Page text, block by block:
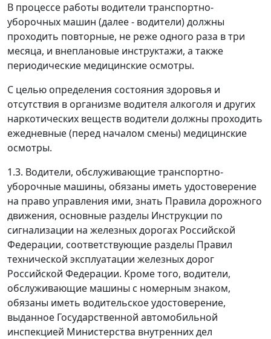
В процессе работы водители транспортно-
уборочных машин (далее - водители) должны
проходить повторные, не реже одного раза в три
месяца, и внеплановые инструктажи, а также
периодические медицинские осмотры.
С целью определения состояния здоровья и
отсутствия в организме водителя алкоголя и других
наркотических веществ водители должны проходить
ежедневные (перед началом смены) медицинские
осмотры.
1.3. Водители, обслуживающие транспортно-
уборочные машины, обязаны иметь удостоверение
на право управления ими, знать Правила дорожного
движения, основные разделы Инструкции по
сигнализации на железных дорогах Российской
Федерации, соответствующие разделы Правил
технической эксплуатации железных дорог
Российской Федерации. Кроме того, водители,
обслуживающие машины с номерным знаком,
обязаны иметь водительское удостоверение,
выданное Государственной автомобильной
инспекцией Министерства внутренних дел